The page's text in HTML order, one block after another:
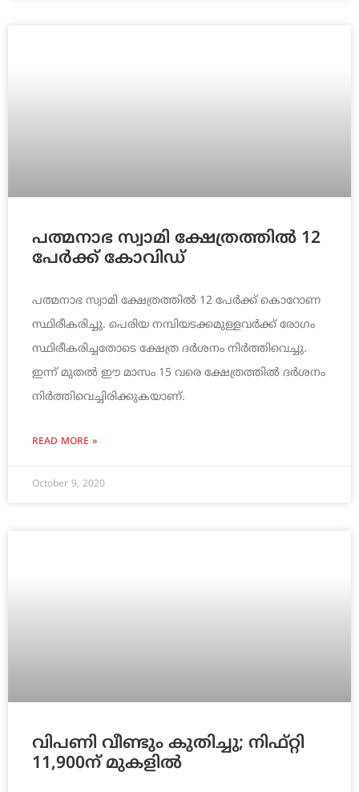
പത്മനാഭ സ്വാമി ക്ഷേത്രത്തിൽ 12
പേർക്ക് കോവിഡ്
പത്മനാഭ സ്വാമി ക്ഷേത്രത്തിൽ 12 പേർക്ക് കൊറോണ
സ്ഥിരീകരിച്ചു. പെരിയ നമ്പിയടക്കമുള്ളവര്‍ക്ക് രോഗം
സ്ഥിരീകരിച്ചതോടെ ക്ഷേത്ര ദർശനം നിർത്തിവെച്ചു.
ഇന്ന് മുതല്‍ ഈ മാസം 15 വരെ ക്ഷേത്രത്തില്‍ ദര്‍ശനം
നിര്‍ത്തിവെച്ചിരിക്കുകയാണ്.
READ MORE »
October 9, 2020
വിപണി വീണ്ടും കുതിച്ചു; നിഫ്‌റ്റി
11,900ന്‌ മുകളില്‍